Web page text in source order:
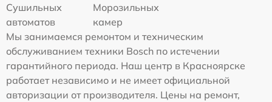
Сушильных
автоматов
Морозильных
камер
Мы занимаемся ремонтом и техническим
обслуживанием техники Bosch по истечении
гарантийного периода. Наш центр в Красноярске
работает независимо и не имеет официальной
авторизации от производителя. Цены на ремонт,